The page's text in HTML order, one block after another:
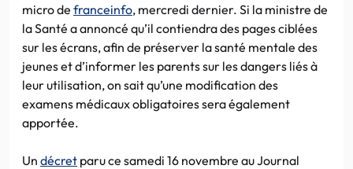
micro de franceinfo, mercredi dernier. Si la ministre de
la Santé a annoncé qu’il contiendra des pages ciblées
sur les écrans, afin de préserver la santé mentale des
jeunes et d’informer les parents sur les dangers liés à
leur utilisation, on sait qu’une modification des
examens médicaux obligatoires sera également
apportée.
Un décret paru ce samedi 16 novembre au Journal